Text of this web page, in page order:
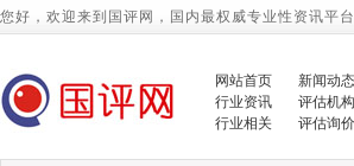
您好，欢迎来到国评网，国内最权威专业性资讯平台
网站首页
新闻动态
行业资讯
评估机构
行业相关
评估询价